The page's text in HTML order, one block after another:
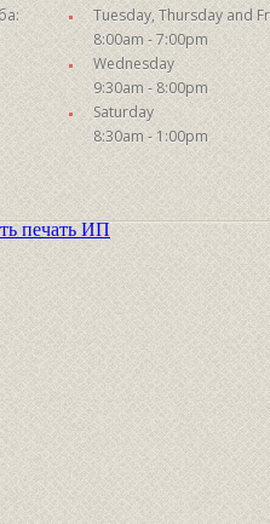
Tuesday, Thursday and
8:00am - 7:00pm
Wednesday
9:30am - 8:00pm
Saturday
8:30am - 1:00pm
печать ИП